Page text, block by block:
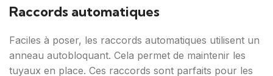
Raccords automatiques
Faciles à poser, les raccords automatiques utilisent un
anneau autobloquant. Cela permet de maintenir les
tuyaux en place. Ces raccords sont parfaits pour les